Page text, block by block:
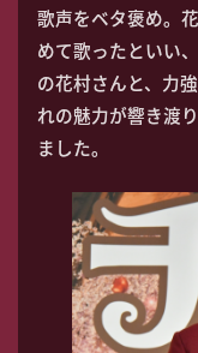
歌声をベタ褒め。
めて歌ったといい
の花村さんと、力
れの魅力が響き渡
ました。